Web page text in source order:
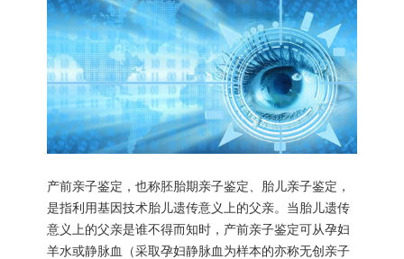
产前亲子鉴定，也称胚胎期亲子鉴定、胎儿亲子鉴定，
是指利用基因技术胎儿遗传意义上的父亲。当胎儿遗传
意义上的父亲是谁不得而知时，产前亲子鉴定可从孕妇
羊水或静脉血（采取孕妇静脉血为样本的亦称无创亲子